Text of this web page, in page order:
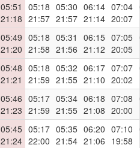
05:51
21:18
05:18
21:57
05:30
21:57
06:14
21:14
07:04
20:07
05:49
21:20
05:18
21:58
05:31
21:56
06:15
21:12
07:05
20:05
05:48
21:21
05:18
21:59
05:32
21:55
06:17
21:10
07:07
20:02
05:46
21:23
05:17
21:59
05:34
21:55
06:18
21:08
07:08
20:00
05:45
21:24
05:17
22:00
05:35
21:54
06:20
21:06
07:10
19:58